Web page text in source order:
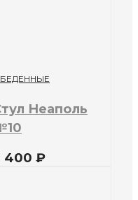
Неаполь
400 ₽